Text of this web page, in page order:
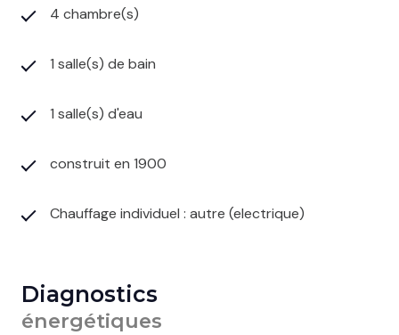
4 chambre(s)
1 salle(s) de bain
1 salle(s) d'eau
construit en 1900
Chauffage individuel : autre (electrique)
Diagnostics
énergétiques